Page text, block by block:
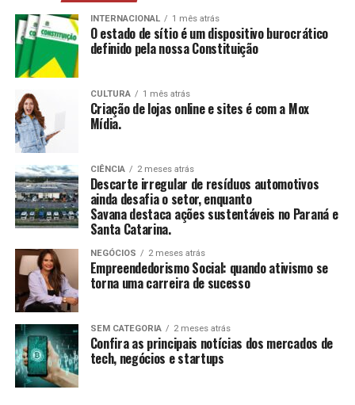
suas histórias e vivências.
CCAS
: Ambiente de convivência para crianças e
adolescentes, abrangendo desde jogos até cultura
SAICA: Trabalho de cuidado, orientação e proteção
integral a crianças e adolescentes em situação de
CEIS
: Garantia de um ambiente seguro e desafiador
para o desenvolvimento infantil.
Conclusão
O empreendedorismo social, impulsionado por líderes
como Tatiana Souza, demonstra que ativismo pode, sim,
ser uma carreira de sucesso. As mulheres no comando
dessas organizações não apenas promovem mudanças
significativas em suas comunidades, mas também
inspiram futuras gerações a seguir seus passos,
mostrando que é possível transformar a sociedade
INTERNACIONAL 1 mês atrás
O estado de sítio é um dispositivo burocrático
definido pela nossa Constituição
CULTURA 1 mês atrás
Criação de lojas online e sites é com a Mox
Mídia.
CIÊNCIA 2 meses atrás
Descarte irregular de resíduos automotivos
ainda desafia o setor, enquanto
Savana destaca ações sustentáveis no Paraná e
Santa Catarina.
NEGÓCIOS 2 meses atrás
Empreendedorismo Social: quando ativismo se
torna uma carreira de sucesso
SEM CATEGORIA 2 meses atrás
Confira as principais notícias dos mercados de
tech, negócios e startups